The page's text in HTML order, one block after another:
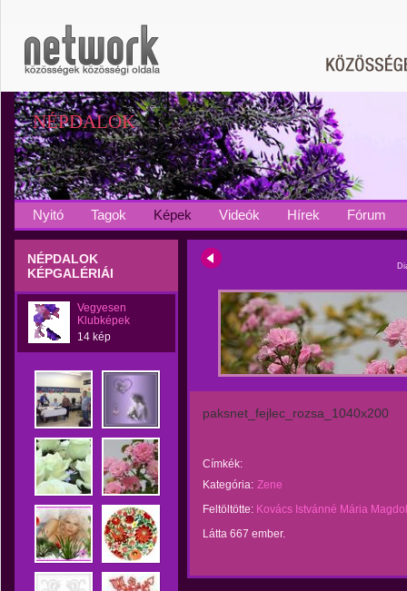
NÉPDALOK
Nyitó Tagok Képek Videók Hírek Fórum
NÉPDALOK
KÉPGALÉRIÁI
Vegyesen
Klubképek
14 kép
paksnet_fejlec_rozsa_1040x200
Címkék:
Kategória: Zene
Feltöltötte: Kovács Istvánné Mária
Látta 667 ember.